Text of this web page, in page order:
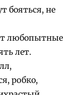
бояться, не
любопытные
лет.
робко,